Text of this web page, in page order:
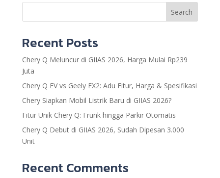
Search
Recent Posts
Chery Q Meluncur di GIIAS 2026, Harga Mulai Rp239
Juta
Chery Q EV vs Geely EX2: Adu Fitur, Harga & Spesifikasi
Chery Siapkan Mobil Listrik Baru di GIIAS 2026?
Fitur Unik Chery Q: Frunk hingga Parkir Otomatis
Chery Q Debut di GIIAS 2026, Sudah Dipesan 3.000
Unit
Recent Comments